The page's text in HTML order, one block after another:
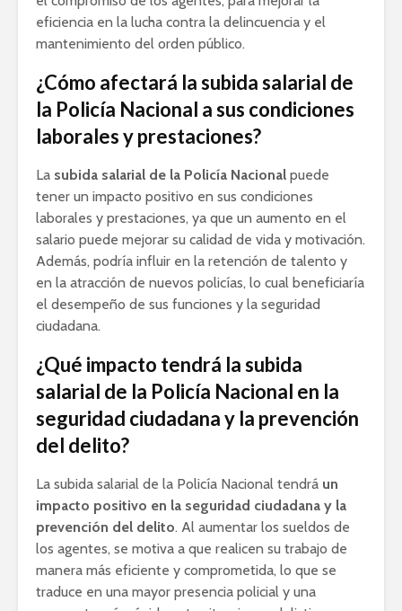
eficiencia en la lucha contra la delincuencia y el
mantenimiento del orden público.
¿Cómo afectará la subida salarial de
la Policía Nacional a sus condiciones
laborales y prestaciones?
La subida salarial de la Policía Nacional puede
tener un impacto positivo en sus condiciones
laborales y prestaciones, ya que un aumento en el
salario puede mejorar su calidad de vida y motivación.
Además, podría influir en la retención de talento y
en la atracción de nuevos policías, lo cual beneficiaría
el desempeño de sus funciones y la seguridad
ciudadana.
¿Qué impacto tendrá la subida
salarial de la Policía Nacional en la
seguridad ciudadana y la prevención
del delito?
La subida salarial de la Policía Nacional tendrá un
impacto positivo en la seguridad ciudadana y la
prevención del delito. Al aumentar los sueldos de
los agentes, se motiva a que realicen su trabajo de
manera más eficiente y comprometida, lo que se
traduce en una mayor presencia policial y una